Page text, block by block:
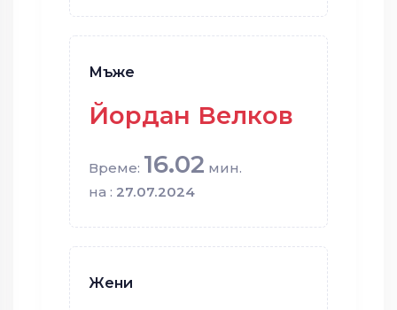
Мъже
Йордан Велков
Време: 16.02 мин.
на : 27.07.2024
Жени